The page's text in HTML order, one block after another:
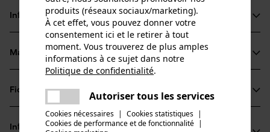
L'air piégé dans le tricot exerce un effet isolant
Gilet en tricot avec une grande respirabilité
Col montant bien haut avec range-glissière
Informations sur le produit
Détails du produit
Type de manche
Matériau & entretien
Matériau principal
Fiches techniques
Fiche de données de sécurité du produit (PDF)
Informations fabricant
produits (réseaux sociaux/marketing).
À cet effet, vous pouvez donner votre
consentement ici et le retirer à tout
moment. Vous trouverez de plus amples
informations à ce sujet dans notre
Politique de confidentialité.
Autoriser tous les services
Cookies nécessaires | Cookies statistiques |
Cookies de performance et de fonctionnalité |
Une erreur s'est produite. Veuillez
essayer encore.
partager
partager
mail